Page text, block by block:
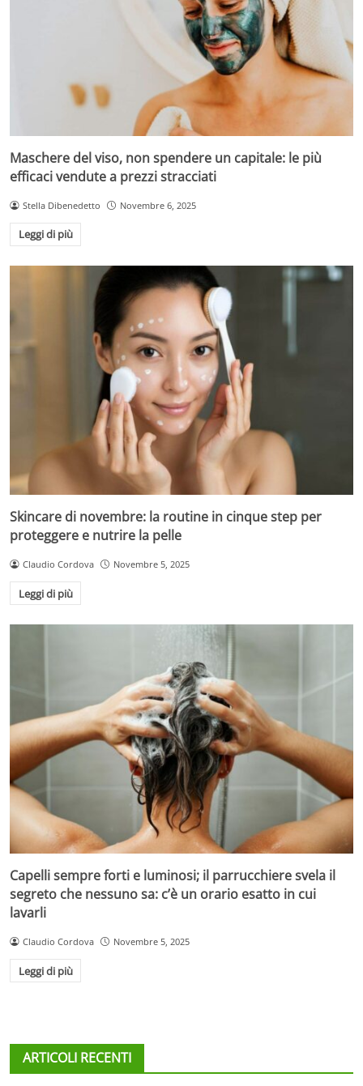
Maschere del viso, non spendere un capitale: le più
efficaci vendute a prezzi stracciati
Stella Dibenedetto Novembre 6, 2025
Leggi di più
Skincare di novembre: la routine in cinque step per
proteggere e nutrire la pelle
Claudio Cordova Novembre 5, 2025
Leggi di più
Capelli sempre forti e luminosi; il parrucchiere svela il
segreto che nessuno sa: c’è un orario esatto in cui
lavarli
Claudio Cordova Novembre 5, 2025
Leggi di più
ARTICOLI RECENTI